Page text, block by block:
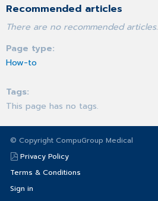
Recommended articles
There are no recommended articles.
Page type
How-to
Tags
This page has no tags.
© Copyright CompuGroup Medical
Privacy Policy
Terms & Conditions
Sign in